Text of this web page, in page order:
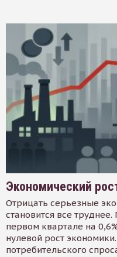
Экономический
Отрицать серьезные
становится все
первом квартале на
нулевой рост
потребительского